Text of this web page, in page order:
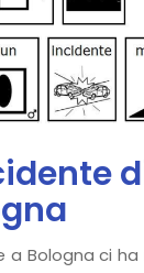
a Bologna ci